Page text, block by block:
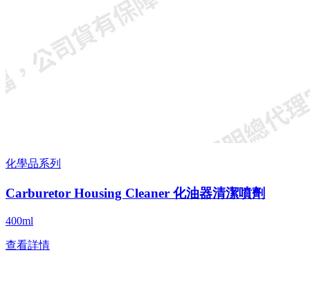
化學品系列
Carburetor Housing Cleaner 化油器清潔噴劑
400ml
查看詳情